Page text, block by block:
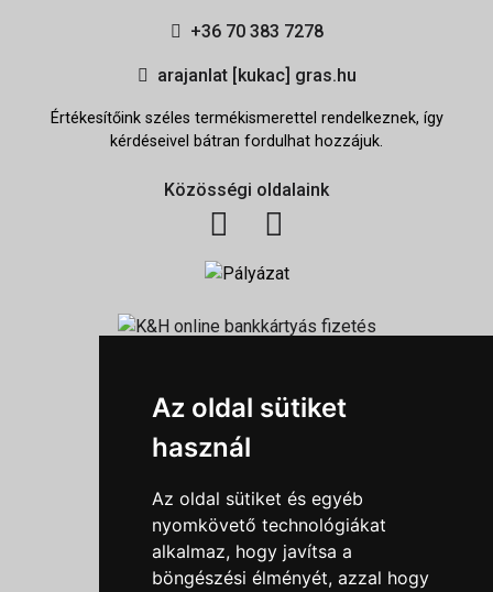
Az oldal sütiket
használ
Az oldal sütiket és egyéb
nyomkövető technológiákat
alkalmaz, hogy javítsa a
böngészési élményét, azzal hogy
+36 70 383 7278
arajanlat [kukac] gras.hu
Értékesítőink széles termékismerettel rendelkeznek, így
kérdéseivel bátran fordulhat hozzájuk.
Közösségi oldalaink
Információk
Általános szerződési feltételek
Impresszum
Nyereményjáték szabály
Outlet nap nyereményjáték szabályzat
Süti beállítások